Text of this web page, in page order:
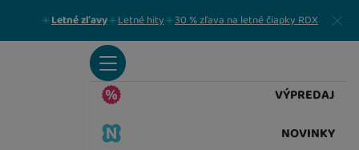
Letné zľavy Letné hity 30 % zľava na letné čiapky RDX Zavrieť
VÝPREDAJ
NOVINKY